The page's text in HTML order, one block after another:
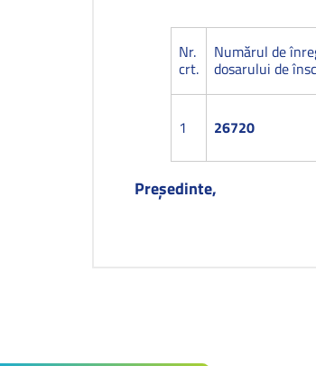
Nr.
crt.
Numărul de
dosarului de
1 26720